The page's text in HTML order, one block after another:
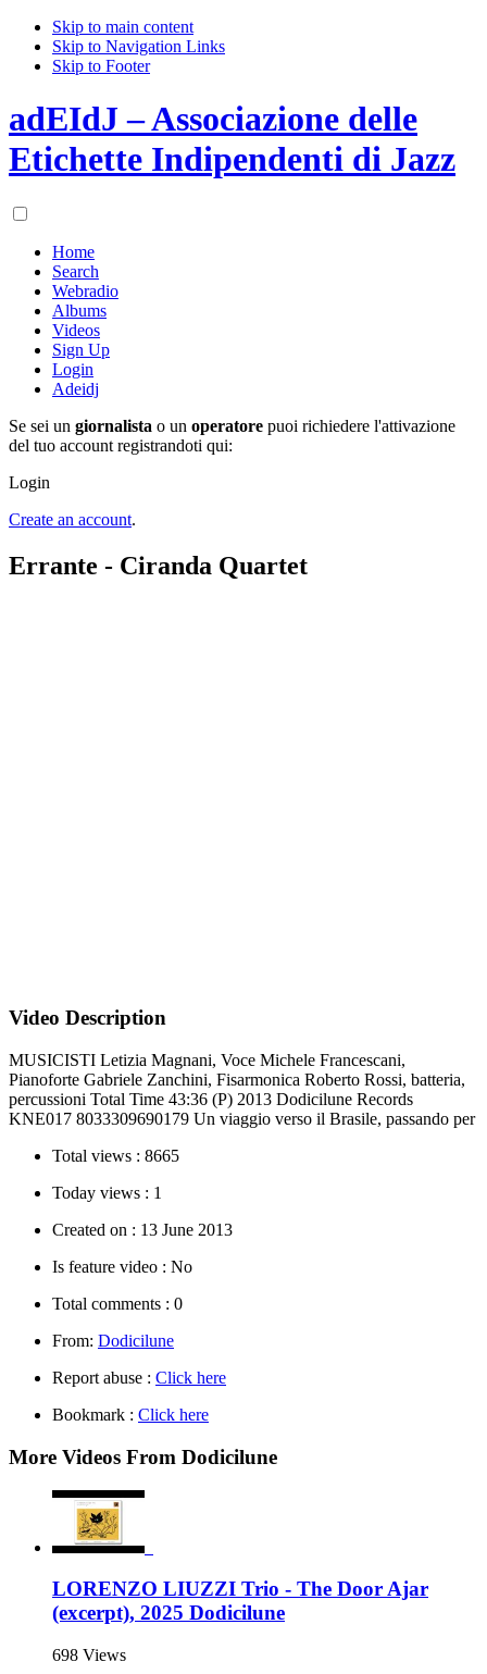
Skip to main content
Skip to Navigation Links
Skip to Footer
adEIdJ – Associazione delle
Etichette Indipendenti di Jazz
Home
Search
Webradio
Albums
Videos
Sign Up
Login
Adeidj
Se sei un giornalista o un operatore puoi richiedere l'attivazione
del tuo account registrandoti qui:
Login
Create an account.
Errante - Ciranda Quartet
Video Description
MUSICISTI Letizia Magnani, Voce Michele Francescani,
Pianoforte Gabriele Zanchini, Fisarmonica Roberto Rossi, batteria,
percussioni Total Time 43:36 (P) 2013 Dodicilune Records
KNE017 8033309690179 Un viaggio verso il Brasile, passando per
Total views : 8665
Today views : 1
Created on : 13 June 2013
Is feature video : No
Total comments : 0
From: Dodicilune
Report abuse : Click here
Bookmark : Click here
More Videos From Dodicilune
LORENZO LIUZZI Trio - The Door Ajar
(excerpt), 2025 Dodicilune
698 Views